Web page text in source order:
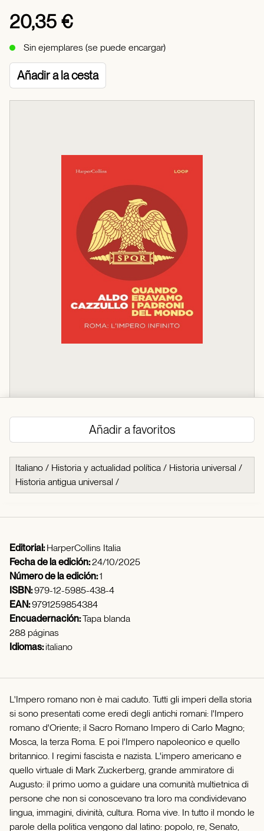
20,35 €
Sin ejemplares (se puede encargar)
Añadir a la cesta
Añadir a favoritos
Italiano / Historia y actualidad política / Historia universal /
Historia antigua universal /
Editorial:HarperCollins Italia
Fecha de la edición:24/10/2025
Número de la edición:1
ISBN:979-12-5985-438-4
EAN:9791259854384
Encuadernación:Tapa blanda
288 páginas
Idiomas:italiano
L'Impero romano non è mai caduto. Tutti gli imperi della storia
si sono presentati come eredi degli antichi romani: l'Impero
romano d'Oriente; il Sacro Romano Impero di Carlo Magno;
Mosca, la terza Roma. E poi l'Impero napoleonico e quello
britannico. I regimi fascista e nazista. L'impero americano e
quello virtuale di Mark Zuckerberg, grande ammiratore di
Augusto: il primo uomo a guidare una comunità multietnica di
persone che non si conoscevano tra loro ma condividevano
lingua, immagini, divinità, cultura. Roma vive. In tutto il mondo le
parole della politica vengono dal latino: popolo, re, Senato,